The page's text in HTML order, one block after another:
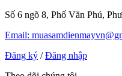
Số 6 ngõ 8, Phố Văn Phú,
Email:
Đăng ký / Đăng nhập